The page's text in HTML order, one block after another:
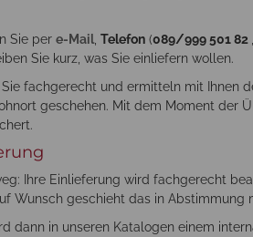
Sie per e-Mail Telefon (089/999 501 82
Sie kurz, was Sie einliefern wollen.
fachgerecht und ermitteln mit Ihnen
geschehen. Mit dem Moment der
Ihre Einlieferung wird fachgerecht
Wunsch geschieht das in Abstimmung
dann in unseren Katalogen einem